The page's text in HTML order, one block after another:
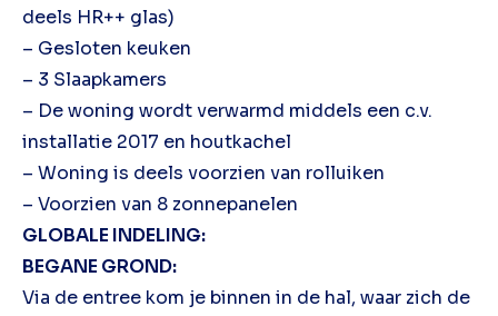
deels HR++ glas)
– Gesloten keuken
– 3 Slaapkamers
– De woning wordt verwarmd middels een c.v.
installatie 2017 en houtkachel
– Woning is deels voorzien van rolluiken
– Voorzien van 8 zonnepanelen
GLOBALE INDELING:
BEGANE GROND:
Via de entree kom je binnen in de hal, waar zich de